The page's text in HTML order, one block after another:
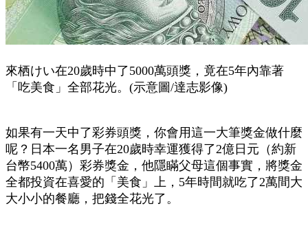
來栖けい在20歲時中了5000萬頭獎，竟在5年內靠著
「吃美食」全部花光。(示意圖/達志影像)
如果有一天中了彩券頭獎，你會用這一大筆獎金做什麼
呢？日本一名男子在20歲時幸運獲得了2億日元（約新
台幣5400萬）彩券獎金，他隱瞞父母這個事實，將獎金
全都投資在喜愛的「美食」上，5年時間就吃了2萬間大
大小小的餐廳，把錢全花光了。